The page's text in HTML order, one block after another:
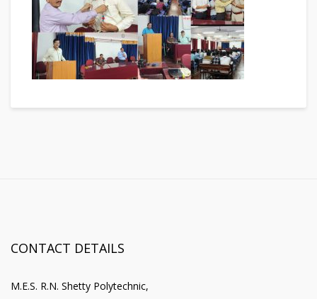
CONTACT DETAILS
M.E.S. R.N. Shetty Polytechnic,